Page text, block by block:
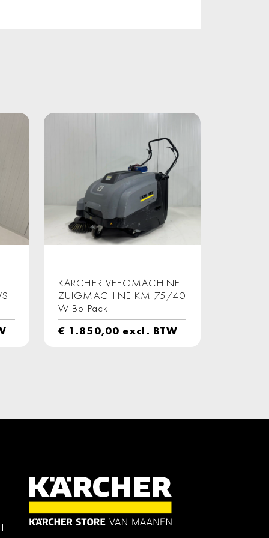
KARCHER VEEGMACHINE
ZUIGMACHINE KM 75/40
W Bp Pack
€ 1.850,00 excl. BTW